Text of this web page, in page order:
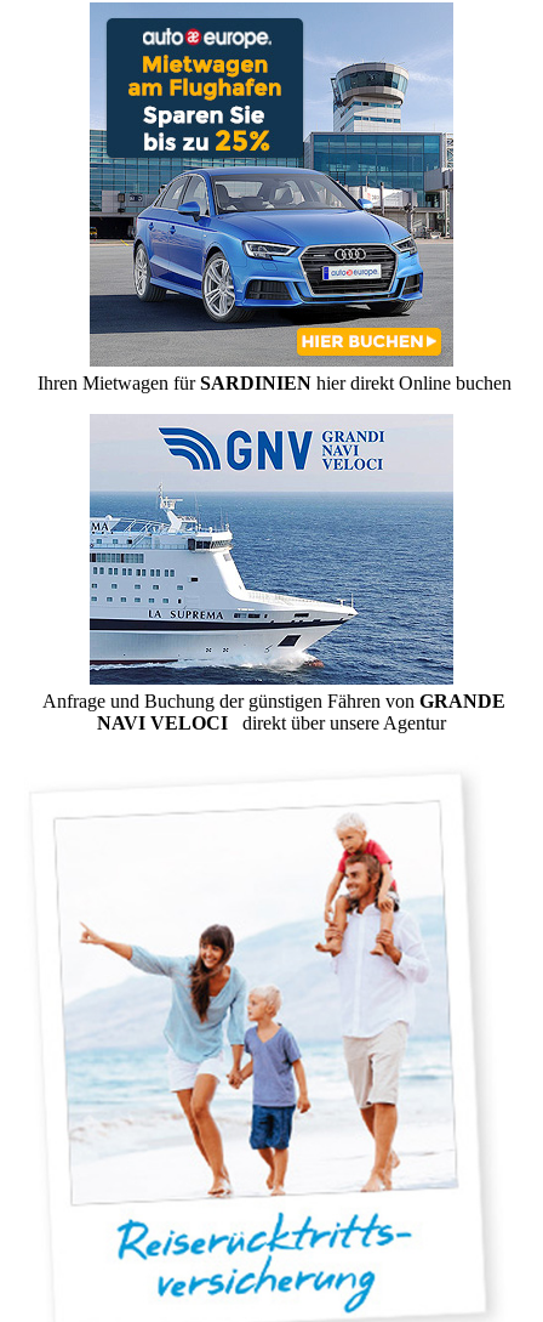
Ihren Mietwagen fürSARDINIENhier direkt Online buchen
Anfrage und Buchung der günstigen Fähren von GRANDE
NAVI VELOCI direkt über unsere Agentur